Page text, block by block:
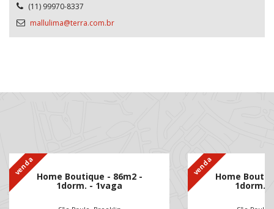
(11) 99970-8337
mallulima@terra.com.br
Home Boutique - 86m2 -
1dorm. - 1vaga
venda Home
1dorm.
venda